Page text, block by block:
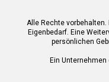
Alle Rechte
Eigenbedarf. Eine
persönlichen
Ein Unternehmen